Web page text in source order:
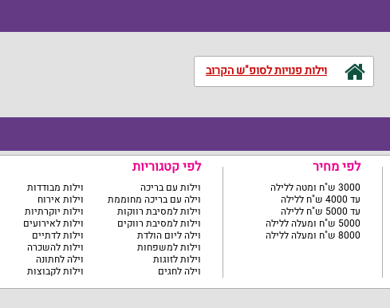
וילות פנויות לסופ"ש הקרוב
לפי מחיר
3000 ש"ח ומטה ללילה
עד 4000 ש"ח ללילה
עד 5000 ש"ח ללילה
5000 ש"ח ומעלה ללילה
8000 ש"ח ומעלה ללילה
לפי קטגוריות
וילות עם בריכה
וילה עם בריכה מחוממת
וילות למסיבת רווקות
וילות למסיבת רווקים
וילה ליום הולדת
וילות למשפחות
וילות לזוגות
וילה לחגים
וילות מבודדות
וילות אירוח
וילות יוקרתיות
וילות לאירועים
וילות לדתיים
וילות להשכרה
וילה לחתונה
וילות לקבוצות